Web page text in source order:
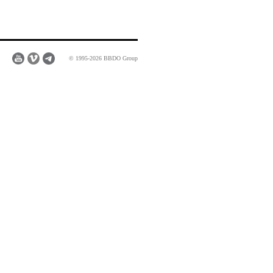
© 1995-2026 BBDO Group